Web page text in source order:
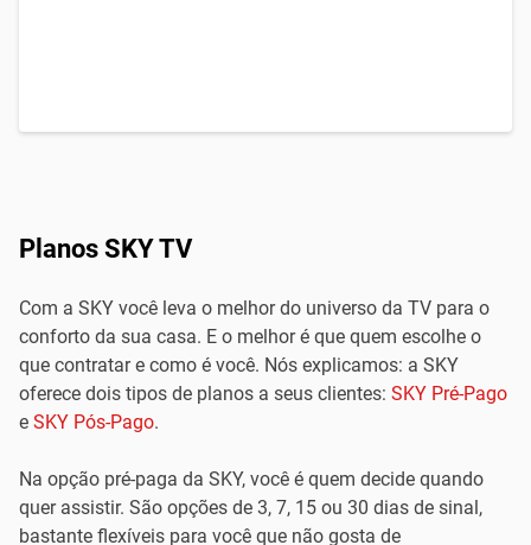
Planos SKY TV
Com a SKY você leva o melhor do universo da TV para o
conforto da sua casa. E o melhor é que quem escolhe o
que contratar e como é você. Nós explicamos: a SKY
oferece dois tipos de planos a seus clientes: SKY Pré-Pago
e SKY Pós-Pago.
Na opção pré-paga da SKY, você é quem decide quando
quer assistir. São opções de 3, 7, 15 ou 30 dias de sinal,
bastante flexíveis para você que não gosta de